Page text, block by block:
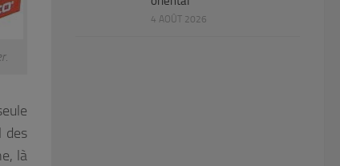
des
là
4 AOÛT 2026